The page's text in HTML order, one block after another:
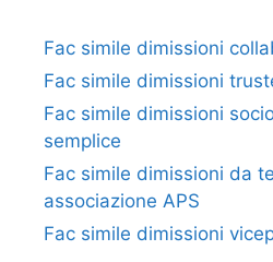
Fac simile dimissioni
Fac simile dimissioni
Fac simile ​dimissioni
semplice​​​
Fac simile dimissioni da
associazione APS​​
Fac simile dimissioni